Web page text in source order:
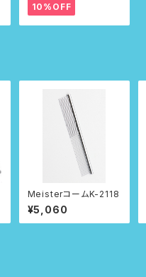
10%OFF
MeisterコームK-2118
¥5,060